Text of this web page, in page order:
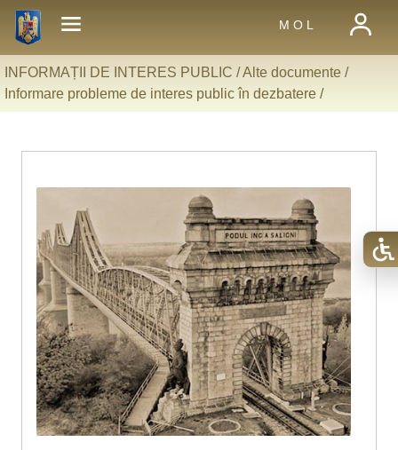
M O L
INFORMAȚII DE INTERES PUBLIC /Alte documente/
Informare probleme de interes public în dezbatere/